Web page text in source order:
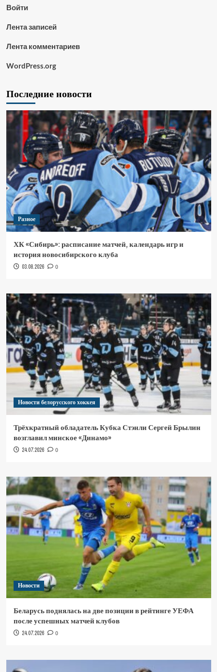
Войти
Лента записей
Лента комментариев
WordPress.org
Последние новости
Разное
ХК «Сибирь»: расписание матчей, календарь игр и
история новосибирского клуба
03.08.2026 0
Новости белорусского хоккея
Трёхкратный обладатель Кубка Стэнли Сергей Брылин
возглавил минское «Динамо»
24.07.2026 0
Новости
Беларусь поднялась на две позиции в рейтинге УЕФА
после успешных матчей клубов
24.07.2026 0